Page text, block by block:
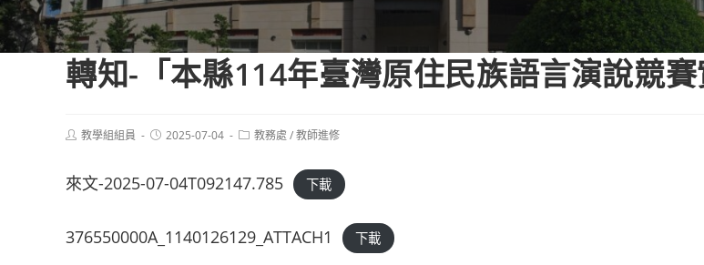
轉知-「本縣114年臺灣原住民族語言演說競
Post教學組組員
Post2025-07-04
Post教務處 /教師進修
來文-2025-07-04T092147.785 下載
376550000A_1140126129_ATTACH1 下載